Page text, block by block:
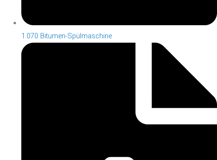
1.070 Bitumen-Spülmaschine